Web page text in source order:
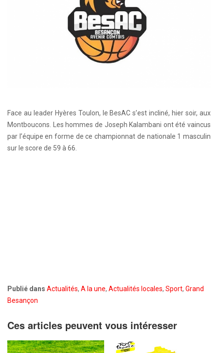
Face au leader Hyères Toulon, le BesAC s’est incliné, hier soir, aux
Montboucons. Les hommes de Joseph Kalambani ont été vaincus
par l’équipe en forme de ce championnat de nationale 1 masculin
sur le score de 59 à 66.
Publié dans Actualités, A la une, Actualités locales, Sport, Grand
Besançon
Ces articles peuvent vous intéresser